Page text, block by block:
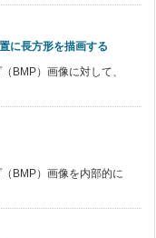
に長方形を描画する
BMP）画像に対して、
BMP）画像を内部的に